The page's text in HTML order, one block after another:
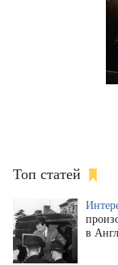
Топ статей
в